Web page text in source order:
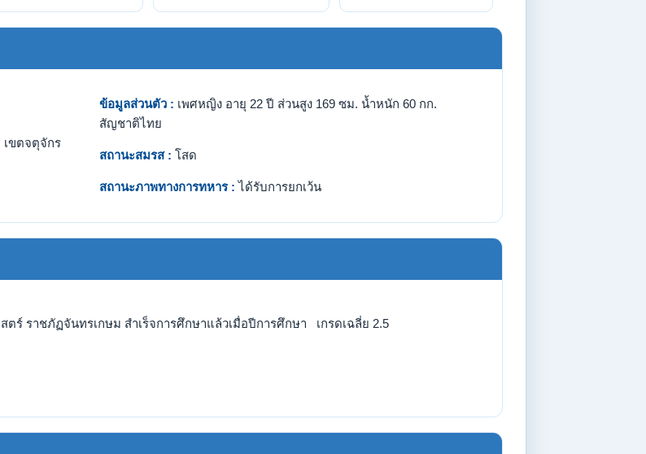
เขตจตุจักร
ข้อมูลส่วนตัว : เพศหญิง อายุ 22 ปี ส่วนสูง 169 ซม. น้ำหนัก 60 กก.
สัญชาติไทย
สถานะสมรส : โสด
สถานะภาพทางการทหาร : ได้รับการยกเว้น
ราชภัฏจันทรเกษม สำเร็จการศึกษาแล้วเมื่อปีการศึกษา เกรดเฉลี่ย 2.5